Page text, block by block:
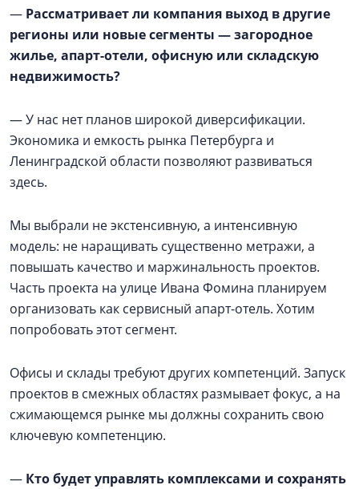
— Рассматривает ли компания выход в другие
регионы или новые сегменты — загородное
жилье, апарт-отели, офисную или складскую
недвижимость?
— У нас нет планов широкой диверсификации.
Экономика и емкость рынка Петербурга и
Ленинградской области позволяют развиваться
здесь.
Мы выбрали не экстенсивную, а интенсивную
модель: не наращивать существенно метражи, а
повышать качество и маржинальность проектов.
Часть проекта на улице Ивана Фомина планируем
организовать как сервисный апарт-отель. Хотим
попробовать этот сегмент.
Офисы и склады требуют других компетенций. Запуск
проектов в смежных областях размывает фокус, а на
сжимающемся рынке мы должны сохранить свою
ключевую компетенцию.
— Кто будет управлять комплексами и сохранять